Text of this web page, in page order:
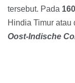
tersebut. Pada
Hindia Timur atau
Oost-Indische